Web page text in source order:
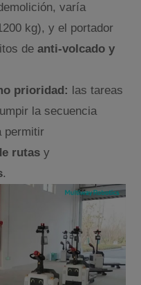
varía
kg), y el portador
deanti-volcado y
prioridad:
las tareas
la secuencia
permitir
rutas y
.